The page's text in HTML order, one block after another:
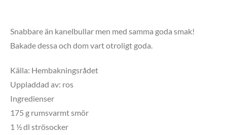
Snabbare än kanelbullar men med samma goda smak!
Bakade dessa och dom vart otroligt goda.
Källa: Hembakningsrådet
Uppladdad av: ros
Ingredienser
175 g rumsvarmt smör
1 ½ dl strösocker